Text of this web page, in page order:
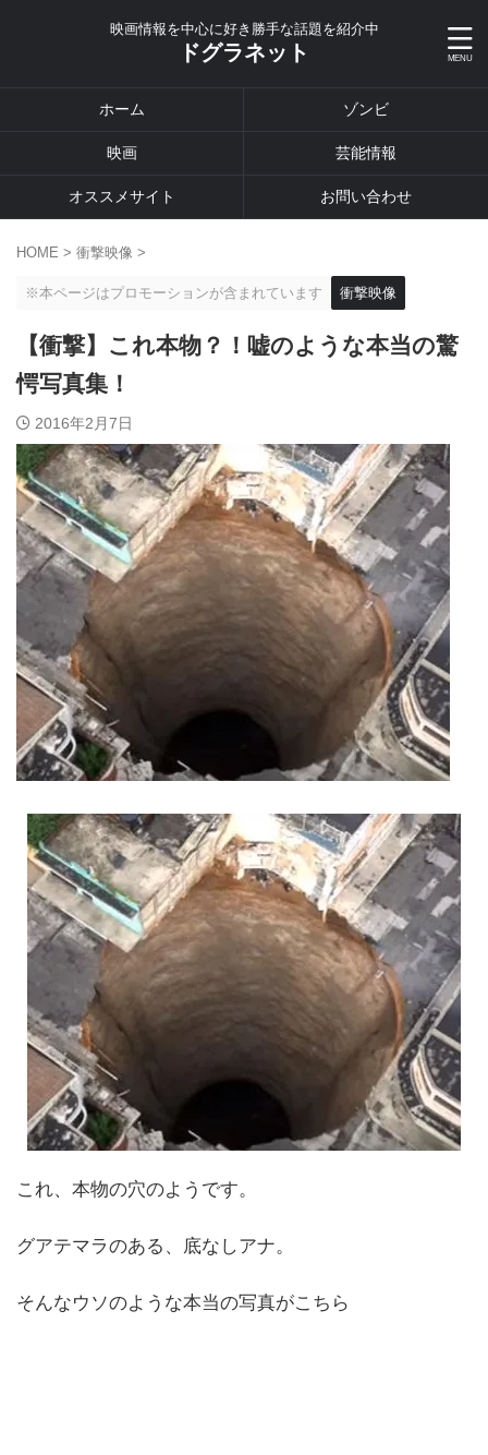
映画情報を中心に好き勝手な話題を紹介中
ドグラネット
ホーム ゾンビ
映画 芸能情報
オススメサイト お問い合わせ
HOME > 衝撃映像 >
※本ページはプロモーションが含まれています 衝撃映像
【衝撃】これ本物？！嘘のような本当の驚
愕写真集！
2016年2月7日
これ、本物の穴のようです。
グアテマラのある、底なしアナ。
そんなウソのような本当の写真がこちら